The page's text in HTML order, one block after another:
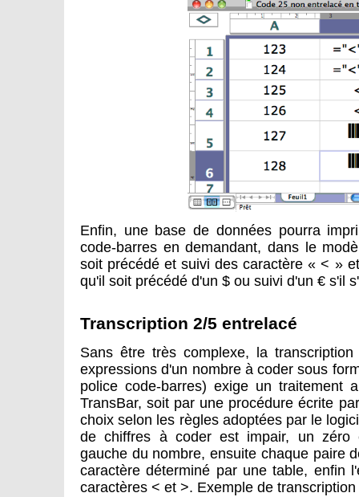
Enfin, une base de données pourra
code-barres en demandant, dans le
soit précédé et suivi des caractère « < »
qu'il soit précédé d'un $ ou suivi d'un € s'il
Transcription 2/5 entrelacé
Sans être très complexe, la
expressions d'un nombre à coder sous
police code-barres) exige un traitement
TransBar, soit par une procédure écrite
choix selon les règles adoptées par le
de chiffres à coder est impair, un zéro
gauche du nombre, ensuite chaque paire
caractère déterminé par une table, enfin
caractères < et >. Exemple de transcription